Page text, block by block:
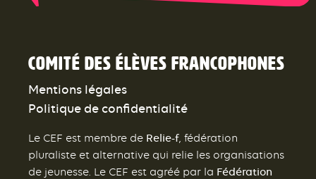
Comité des élèves francophones
Mentions légales
Politique de confidentialité
Le CEF est membre de Relie-f, fédération
pluraliste et alternative qui relie les organisations
de jeunesse. Le CEF est agréé par la Fédération